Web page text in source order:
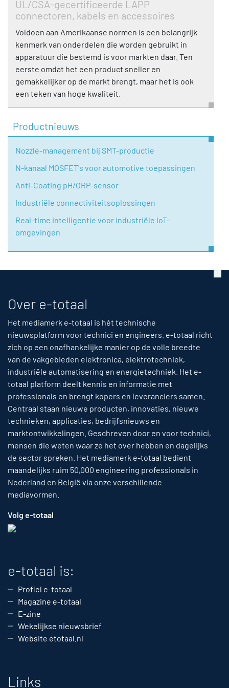
UL/CSA-gecertificeerde LAPP
connectoren, kabels en accessoires
Voldoen aan Amerikaanse normen is een belangrijk
kenmerk van onderdelen die worden gebruikt in
apparatuur die bestemd is voor markten daar. Ten
eerste omdat het een product sneller en
gemakkelijker op de markt brengt, maar het is ook
een teken van hoge kwaliteit.
Productnieuws
Nozzle-management bij SMT-productie
N-kanaal MOSFET's voor automotive toepassingen
Anti-Coating pH/ORP-sensor
Industriële connectiviteitsoplossingen
Real-time intelligentie voor industriële IoT-
omgevingen
Over e-totaal
Het mediamerk e-totaal is hét technische
nieuwsplatform voor technici en engineers. e-totaal richt
zich op een onafhankelijke manier op de volle breedte
van de vakgebieden elektronica, elektrotechniek,
industriële automatisering en energietechniek. Het e-
totaal platform deelt kennis en informatie met
professionals en brengt kopers en leveranciers samen.
Centraal staan nieuwe producten, innovaties, nieuwe
technieken, applicaties, bedrijfsnieuws en
marktontwikkelingen. Geschreven door en voor technici,
mensen die weten waar ze het over hebben en dagelijks
de sector spreken. Het mediamerk e-totaal bedient
maandelijks ruim 50,000 engineering professionals in
Nederland en België via onze verschillende
mediavormen.
Volg e-totaal
e-totaal is:
Profiel e-totaal
Magazine e-totaal
E-zine
Wekelijkse nieuwsbrief
Website etotaal.nl
Links